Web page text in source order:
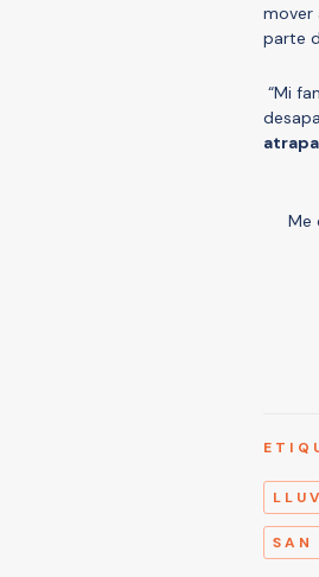
mover
parte
“Mi
Me
SAN